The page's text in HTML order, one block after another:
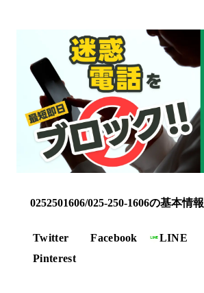
0252501606/025-250-1606の基本情報
Twitter Facebook LINE
Pinterest